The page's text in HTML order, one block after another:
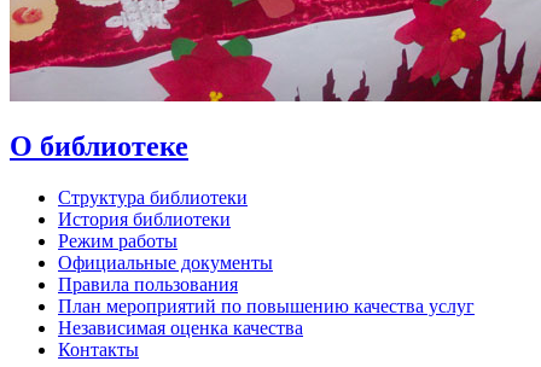
О библиотеке
Структура библиотеки
История библиотеки
Режим работы
Официальные документы
Правила пользования
План мероприятий по повышению качества услуг
Независимая оценка качества
Контакты